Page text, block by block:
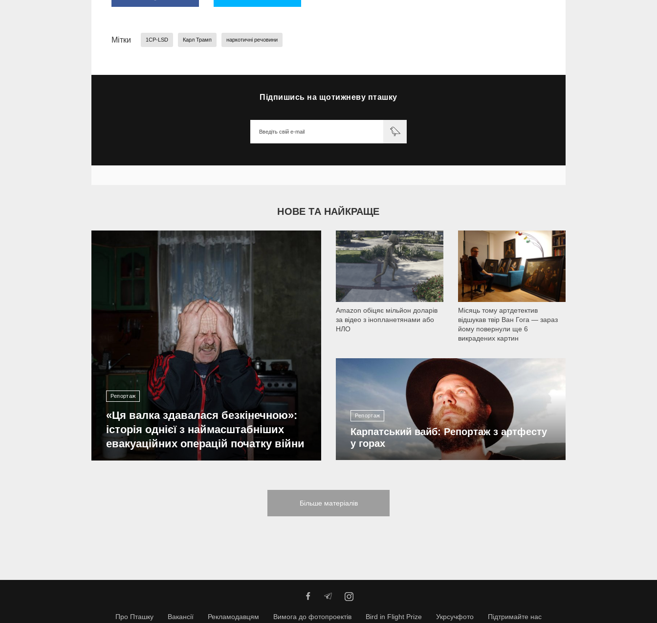
Мітки 1CP-LSD Карл Трамп наркотичні речовини
Підпишись на щотижневу пташку
НОВЕ ТА НАЙКРАЩЕ
Репортаж
«Ця валка здавалася безкінечною»:
історія однієї з наймасштабніших
евакуаційних операцій початку війни
Amazon обіцяє мільйон доларів
за відео з інопланетянами або
НЛО
1 500
Місяць тому артдетектив
відшукав твір Ван Гога — зараз
йому повернули ще 6
викрадених картин
1 164
Репортаж
Карпатський вайб: Репортаж з артфесту
у горах
Більше матеріалів
Про Пташку Вакансії Рекламодавцям Вимога до фотопроектів Bird in Flight Prize Укрсучфото Підтримайте нас